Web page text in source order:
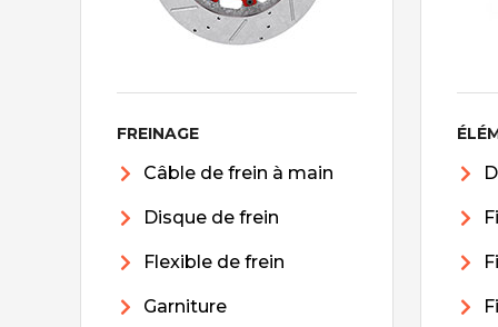
FREINAGE
Câble de frein à main
Disque de frein
Flexible de frein
Garniture